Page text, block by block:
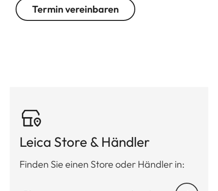
Termin vereinbaren
Leica Store & Händler
Finden Sie einen Store oder Händler in: